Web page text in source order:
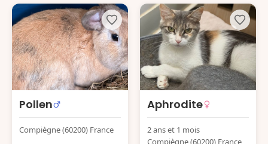
Pollen
Compiègne (60200) France
Aphrodite
2 ans et 1 mois
Compiègne (60200) France